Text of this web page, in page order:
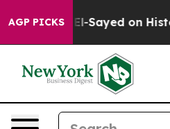
AGP PICKS
Abdul El-Sayed on